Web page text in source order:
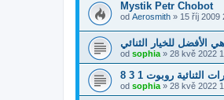
Mystik Petr Chobot
od Aerosmith » 15 říj 2009
الأفضل للخيار الثنائي
od sophia » 28 kvě 2022
روبوت 1 3 8
od sophia » 28 kvě 2022